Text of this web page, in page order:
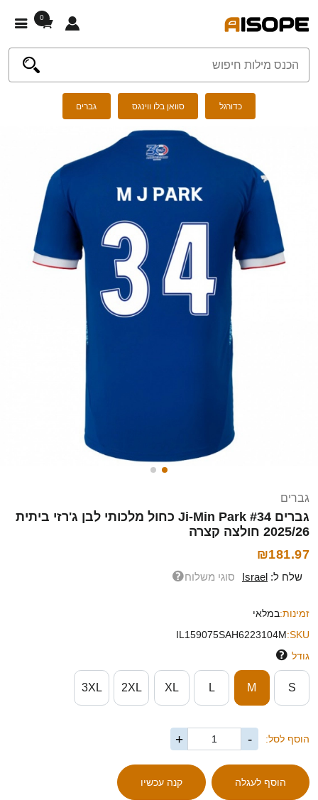
0
כדורגל סוואן בלו ווינגס גברים
גברים
גברים Ji-Min Park #34 כחול מלכותי לבן ג'רזי ביתית
2025/26 חולצה קצרה
₪181.97
שלח ל: Israel סוגי משלוח
זמינות:במלאי
SKU:
IL159075SAH6223104M
גודל
S
M
L
XL
2XL
3XL
הוסף לסל: -
+